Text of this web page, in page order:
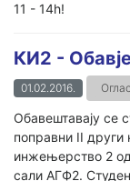
11 - 14h!
КИ2 -
01.02.2016.
Обавештавају се
поправни II други
инжењерство 2
сали АГФ2.